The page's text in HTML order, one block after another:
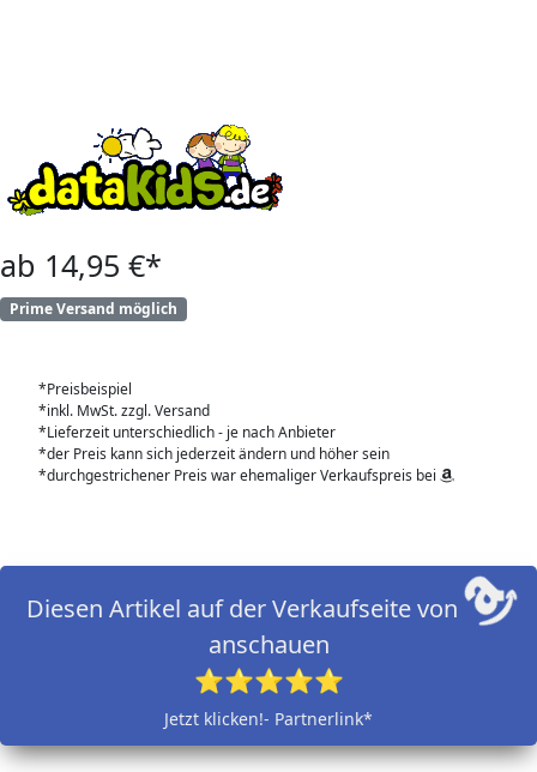
ab 14,95 €*
Prime Versand möglich
*Preisbeispiel
*inkl. MwSt. zzgl. Versand
*Lieferzeit unterschiedlich - je nach Anbieter
*der Preis kann sich jederzeit ändern und höher sein
*durchgestrichener Preis war ehemaliger Verkaufspreis bei
Diesen Artikel auf der Verkaufseite von
anschauen
⭐⭐⭐⭐⭐
Jetzt klicken!- Partnerlink*